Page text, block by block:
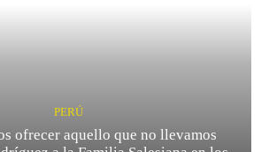
PERÚ
ofrecer aquello que no llevamos